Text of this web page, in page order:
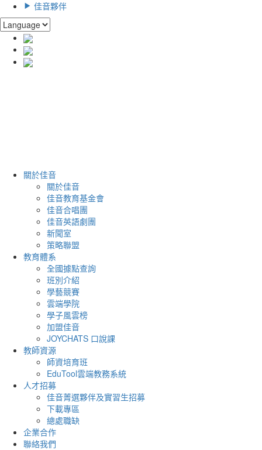
佳音夥伴
關於佳音
關於佳音
佳音教育基金會
佳音合唱團
佳音英語劇團
新聞室
策略聯盟
教育體系
全國據點查詢
班別介紹
學藝競賽
雲端學院
學子風雲榜
加盟佳音
JOYCHATS 口說課
教師資源
師資培育班
EduTool雲端教務系統
人才招募
佳音菁選夥伴及實習生招募
下載專區
總處職缺
企業合作
聯絡我們